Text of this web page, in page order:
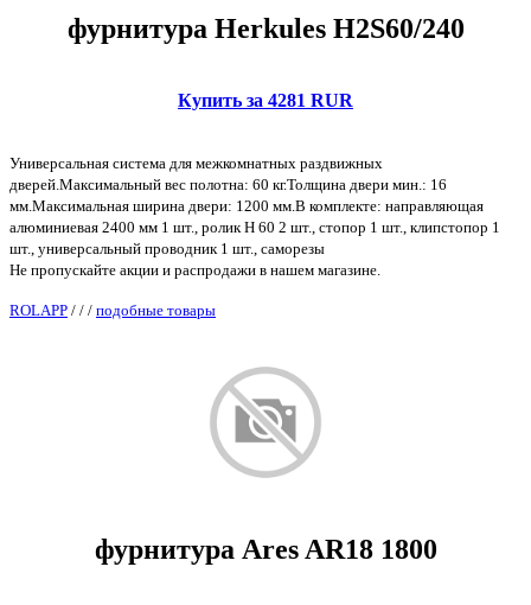
фурнитура Herkules H2S60/240
Купить за 4281 RUR
Универсальная система для межкомнатных раздвижных
дверей.Максимальный вес полотна: 60 кг.Толщина двери мин.: 16
мм.Максимальная ширина двери: 1200 мм.В комплекте: направляющая
алюминиевая 2400 мм 1 шт., ролик H 60 2 шт., стопор 1 шт., клипстопор 1
шт., универсальный проводник 1 шт., саморезы
Не пропускайте акции и распродажи в нашем магазине.
ROLAPP / / / подобные товары
фурнитура Ares AR18 1800